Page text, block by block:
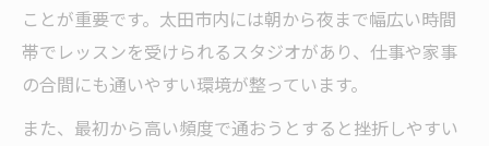
ことが重要です。太田市内には朝から夜まで幅広い時間
帯でレッスンを受けられるスタジオがあり、仕事や家事
の合間にも通いやすい環境が整っています。
また、最初から高い頻度で通おうとすると挫折しやすい